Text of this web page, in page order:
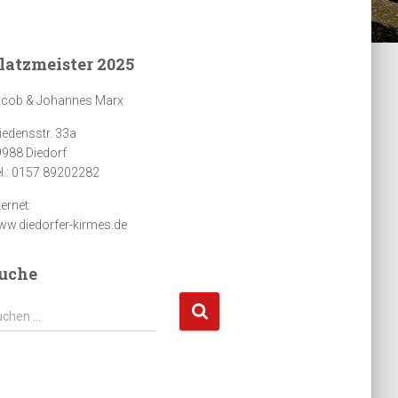
2025
& Johannes Marx
33a
Diedorf
0157 89202282
kirmes.de
…